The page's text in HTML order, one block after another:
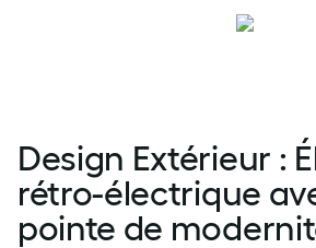
Design Extérieur :
rétro-électrique
pointe de